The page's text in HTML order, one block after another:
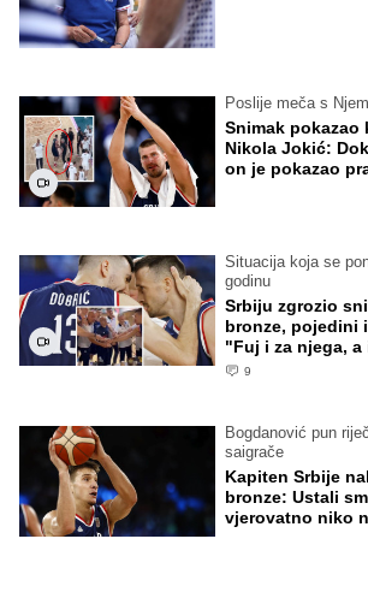
Poslije meča s
Snimak pokazao
Nikola Jokić:
on je pokazao
Situacija koja se
godinu
Srbiju zgrozio
bronze, pojedini
"Fuj i za njega, a
9
Bogdanović pun
saigrače
Kapiten Srbije
bronze: Ustali
vjerovatno niko